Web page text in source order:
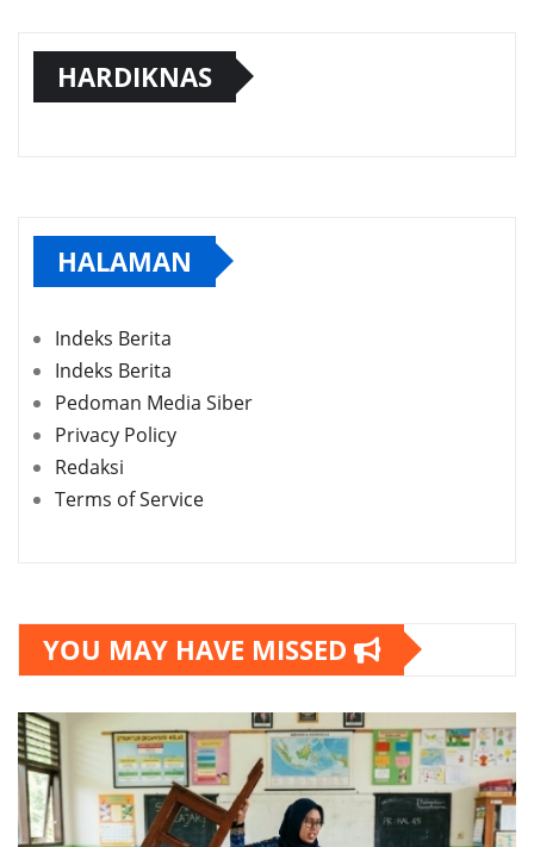
HARDIKNAS
HALAMAN
Indeks Berita
Indeks Berita
Pedoman Media Siber
Privacy Policy
Redaksi
Terms of Service
YOU MAY HAVE MISSED